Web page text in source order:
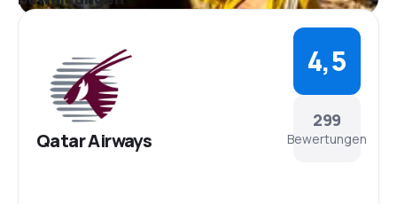
Qatar Airways
299
Bewertungen
4,5